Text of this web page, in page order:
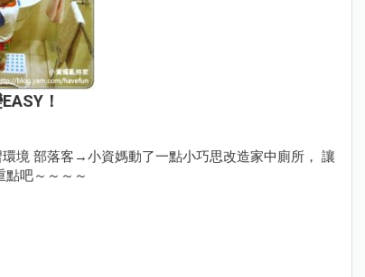
！
所， 讓
個改造的重點吧～～～～